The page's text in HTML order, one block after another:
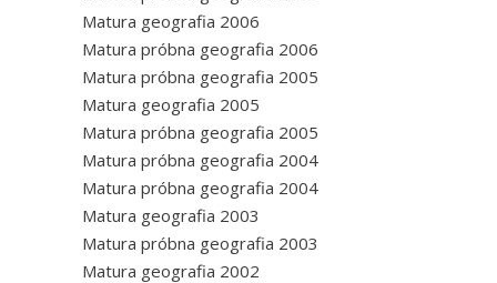
Matura geografia 2006
Matura próbna geografia 2006
Matura próbna geografia 2005
Matura geografia 2005
Matura próbna geografia 2005
Matura próbna geografia 2004
Matura próbna geografia 2004
Matura geografia 2003
Matura próbna geografia 2003
Matura geografia 2002